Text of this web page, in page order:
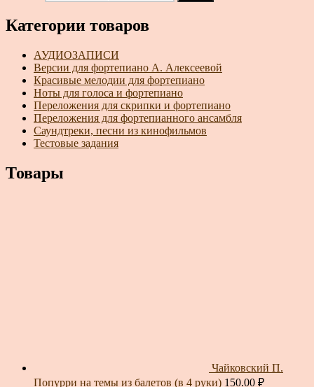
Категории товаров
АУДИОЗАПИСИ
Версии для фортепиано А. Алексеевой
Красивые мелодии для фортепиано
Ноты для голоса и фортепиано
Переложения для скрипки и фортепиано
Переложения для фортепианного ансамбля
Саундтреки, песни из кинофильмов
Тестовые задания
Товары
Чайковский П.
Попурри на темы из балетов (в 4 руки) 150.00 ₽